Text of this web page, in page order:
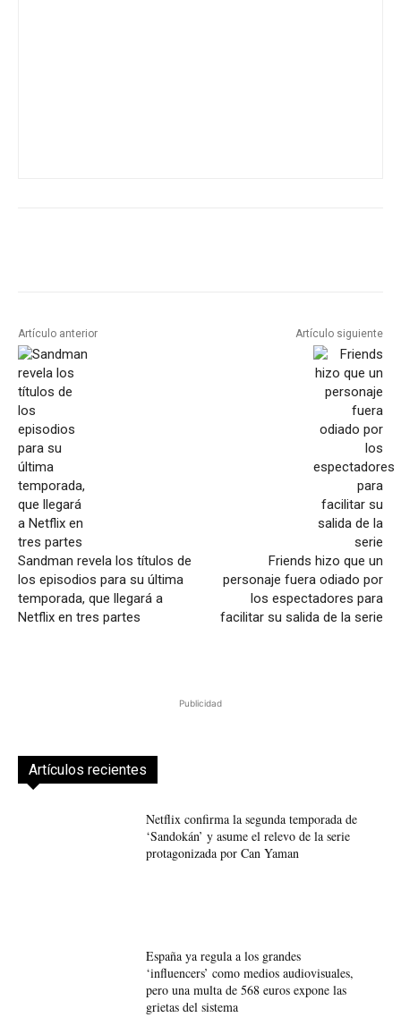
Artículo anterior
Sandman revela los títulos de
los episodios para su última
temporada, que llegará a
Netflix en tres partes
Artículo siguiente
Friends hizo que un
personaje fuera odiado por
los espectadores para
facilitar su salida de la serie
Publicidad
Artículos recientes
Netflix confirma la segunda temporada de
‘Sandokán’ y asume el relevo de la serie
protagonizada por Can Yaman
España ya regula a los grandes
‘influencers’ como medios audiovisuales,
pero una multa de 568 euros expone las
grietas del sistema